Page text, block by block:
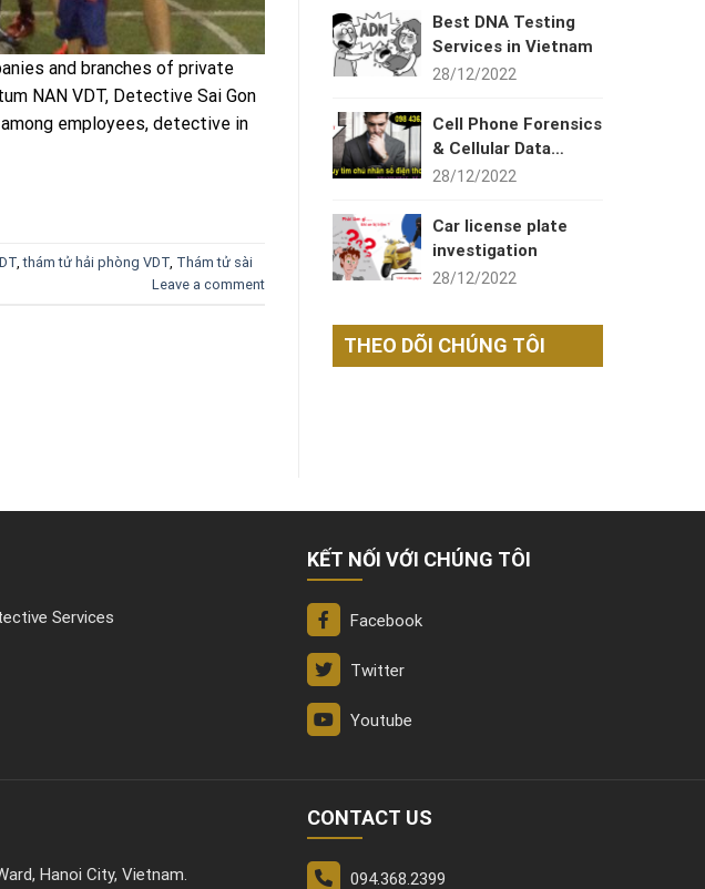
and branches of private
NAN VDT, Detective Sai Gon
employees, detective in
,thám tử hải phòng VDT Thám tử sài
Leave a comment
Best DNA Testing
Services in Vietnam
28/12/2022
Cell Phone Forensics
& Cellular Data
Recovery
28/12/2022
Car license plate
investigation
28/12/2022
THEO DÕI CHÚNG TÔI
Services
KẾT NỐI VỚI CHÚNG TÔI
Facebook
Twitter
Youtube
Hanoi City, Vietnam.
CONTACT US
094.368.2399